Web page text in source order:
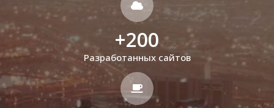
+200
Разработанных сайтов